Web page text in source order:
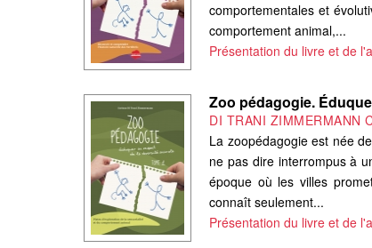
comportementales et
comportement animal,...
Présentation du livre et de
Zoo pédagogie.
DI TRANI ZIMMERMANN
La zoopédagogie est née
ne pas dire interrompus à
époque où les villes
connaît seulement...
Présentation du livre et de